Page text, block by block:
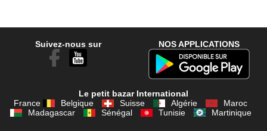
Suivez-nous sur NOS APPLICATIONS
Le petit bazar International
France
Belgique Suisse Algérie
Maroc
Madagascar
Sénégal Tunisie Martinique